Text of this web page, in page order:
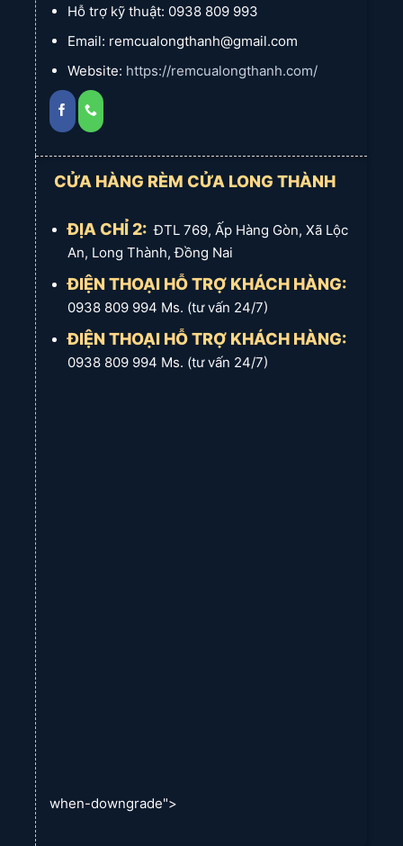
Thương hiệu:Thường là các thương hiệu rèm nhập khẩu từ
Châu Âu, Mỹ, hoặc các thương hiệu cao cấp trong nước với
quy trình sản xuất nghiêm ngặt.
Giá:
Cao nhất, tương xứng với chất lượng và giá trị mang lại.
Phù hợp với:
resort cao cấp, văn phòng giám đốc, showroom sang trọng,
những không gian đòi hỏi sự tinh tế và đẳng cấp vượt trội.
Ví dụ sản phẩm:Rèm vải nhập khẩu Châu Âu với lớp lót cản
sáng 100%, rèm gỗ Basswood tự động, rèm tổ ong cách nhiệt
cao cấp.
Hỗ trợ kỹ thuật: 0938 809 993
Email: remcualongthanh@gmail.com
Website: https://remcualongthanh.com/
CỬA HÀNG RÈM CỬA LONG THÀNH
ĐỊA CHỈ 2: ĐTL 769, Ấp Hàng Gòn, Xã Lộc
An, Long Thành, Đồng Nai
ĐIỆN THOẠI HỖ TRỢ KHÁCH HÀNG:
0938 809 994 Ms. (tư vấn 24/7)
ĐIỆN THOẠI HỖ TRỢ KHÁCH HÀNG:
0938 809 994 Ms. (tư vấn 24/7)
when-downgrade">